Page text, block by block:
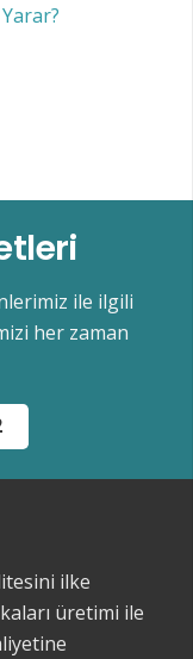
ile ilgili
her zaman
ilke
üretimi ile